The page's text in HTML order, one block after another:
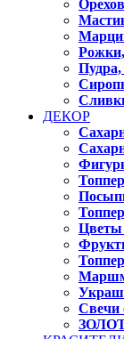
Пудра,
ДЕКОР
Цветы
Свечи